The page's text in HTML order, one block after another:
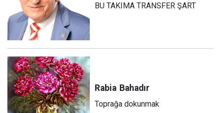
BU TAKIMA TRANSFER ŞART
Rabia Bahadır
Toprağa dokunmak